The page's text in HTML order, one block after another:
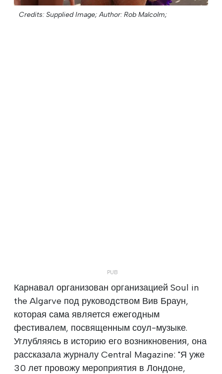
Credits: Supplied Image; Author: Rob Malcolm;
Карнавал организован организацией Soul in
the Algarve под руководством Вив Браун,
которая сама является ежегодным
фестивалем, посвященным соул-музыке.
Углубляясь в историю его возникновения, она
рассказала журналу Central Magazine: "Я уже
30 лет провожу мероприятия в Лондоне,